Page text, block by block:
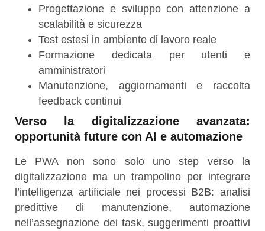
Progettazione e sviluppo con attenzione a
scalabilità e sicurezza
Test estesi in ambiente di lavoro reale
Formazione dedicata per utenti e
amministratori
Manutenzione, aggiornamenti e raccolta
feedback continui
Verso la digitalizzazione avanzata:
opportunità future con AI e automazione
Le PWA non sono solo uno step verso la
digitalizzazione ma un trampolino per integrare
l’intelligenza artificiale nei processi B2B: analisi
predittive di manutenzione, automazione
nell’assegnazione dei task, suggerimenti proattivi